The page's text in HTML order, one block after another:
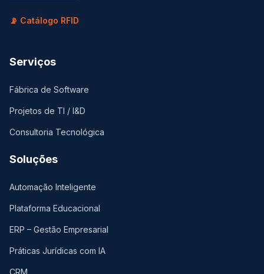
📡 Catálogo RFID
Serviços
Fábrica de Software
Projetos de TI / I&D
Consultoria Tecnológica
Soluções
Automação Inteligente
Plataforma Educacional
ERP – Gestão Empresarial
Práticas Jurídicas com IA